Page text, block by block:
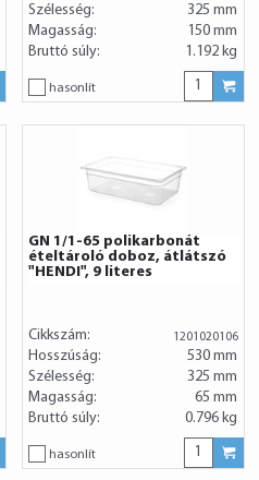
Szélesség:
325 mm
Magasság:
150 mm
Bruttó súly:
1.192 kg
hasonlít
GN 1/1-65 polikarbonát
ételtároló doboz, átlátszó
"HENDI", 9 literes
Cikkszám: 1201020106
Hosszúság:
530 mm
Szélesség:
325 mm
Magasság:
65 mm
Bruttó súly:
0.796 kg
hasonlít